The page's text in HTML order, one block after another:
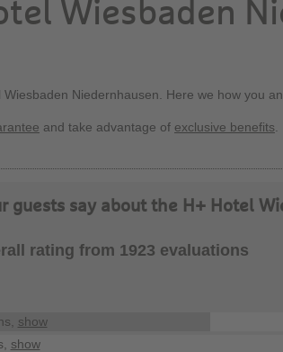
Wiesbaden
Niedernhausen. Here we how you
and take advantage of exclusive benefits
guests say about the H+ Hotel
rating from 1923 evaluations
show
show